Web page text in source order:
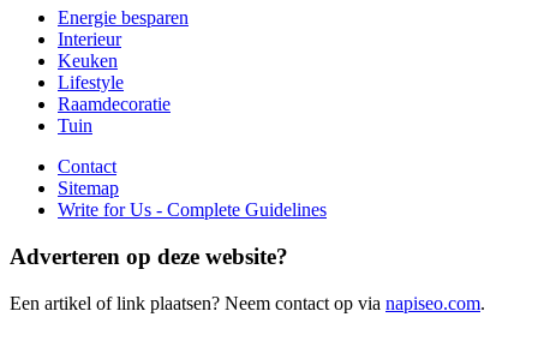
Energie besparen
Interieur
Keuken
Lifestyle
Raamdecoratie
Tuin
Contact
Sitemap
Write for Us - Complete Guidelines
Adverteren op deze website?
Een artikel of link plaatsen? Neem contact op via napiseo.com.